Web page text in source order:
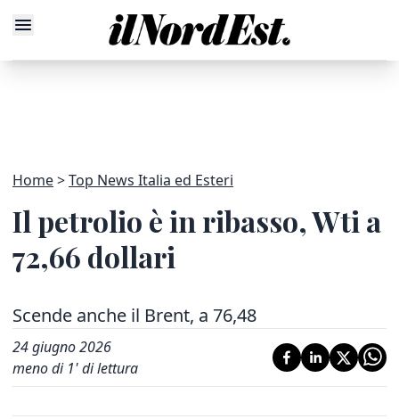
Home Top News Italia ed Esteri
Il petrolio è in ribasso, Wti a
72,66 dollari
Scende anche il Brent, a 76,48
24 giugno 2026
meno di 1' di lettura